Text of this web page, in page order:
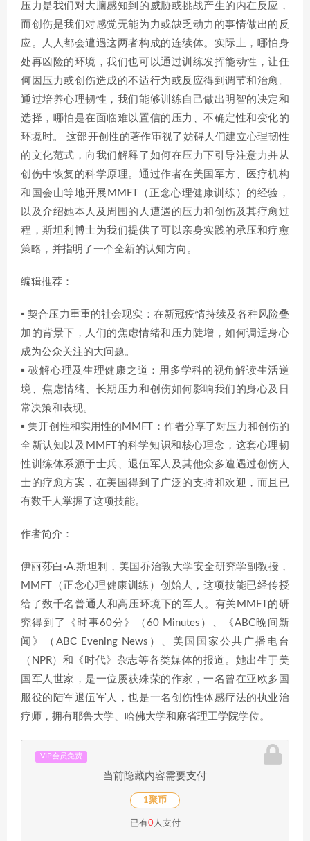
压力是我们对大脑感知到的威胁或挑战产生的内在反应，
而创伤是我们对感觉无能为力或缺乏动力的事情做出的反
应。人人都会遭遇这两者构成的连续体。实际上，哪怕身
处再凶险的环境，我们也可以通过训练发挥能动性，让任
何因压力或创伤造成的不适行为或反应得到调节和治愈。
通过培养心理韧性，我们能够训练自己做出明智的决定和
选择，哪怕是在面临难以置信的压力、不确定性和变化的
环境时。 这部开创性的著作审视了妨碍人们建立心理韧性
的文化范式，向我们解释了如何在压力下引导注意力并从
创伤中恢复的科学原理。通过作者在美国军方、医疗机构
和国会山等地开展MMFT（正念心理健康训练）的经验，
以及介绍她本人及周围的人遭遇的压力和创伤及其疗愈过
程，斯坦利博士为我们提供了可以亲身实践的承压和疗愈
策略，并指明了一个全新的认知方向。
编辑推荐：
▪ 契合压力重重的社会现实：在新冠疫情持续及各种风险叠
加的背景下，人们的焦虑情绪和压力陡增，如何调适身心
成为公众关注的大问题。
▪ 破解心理及生理健康之道：用多学科的视角解读生活逆
境、焦虑情绪、长期压力和创伤如何影响我们的身心及日
常决策和表现。
▪ 集开创性和实用性的MMFT：作者分享了对压力和创伤的
全新认知以及MMFT的科学知识和核心理念，这套心理韧
性训练体系源于士兵、退伍军人及其他众多遭遇过创伤人
士的疗愈方案，在美国得到了广泛的支持和欢迎，而且已
有数千人掌握了这项技能。
作者简介：
伊丽莎白·A.斯坦利，美国乔治敦大学安全研究学副教授，
MMFT（正念心理健康训练）创始人，这项技能已经传授
给了数千名普通人和高压环境下的军人。有关MMFT的研
究得到了《时事60分》（60 Minutes）、《ABC晚间新
闻》（ABC Evening News）、美国国家公共广播电台
（NPR）和《时代》杂志等各类媒体的报道。她出生于美
国军人世家，是一位屡获殊荣的作家，一名曾在亚欧多国
服役的陆军退伍军人，也是一名创伤性体感疗法的执业治
疗师，拥有耶鲁大学、哈佛大学和麻省理工学院学位。
VIP会员免费
当前隐藏内容需要支付
1聚币
已有0人支付